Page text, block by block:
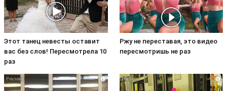
Этот танец невесты оставит
вас без слов! Пересмотрела 10
раз
Ржу не переставая, это видео
пересмотришь не раз
i i